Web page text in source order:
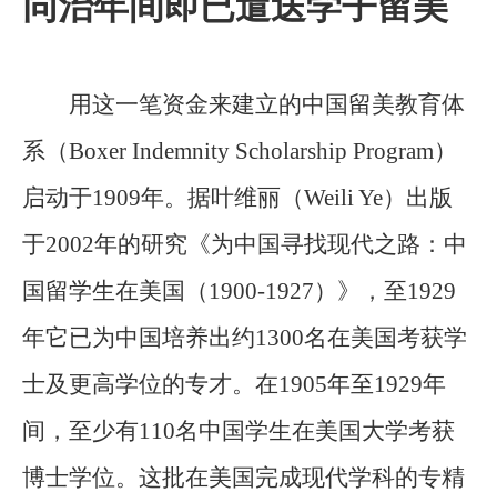
用这一笔资金来建立的中国留美教育体
系（Boxer Indemnity Scholarship Program）
启动于1909年。据叶维丽（Weili Ye）出版
于2002年的研究《为中国寻找现代之路：中
国留学生在美国（1900-1927）》，至1929
年它已为中国培养出约1300名在美国考获学
士及更高学位的专才。在1905年至1929年
间，至少有110名中国学生在美国大学考获
博士学位。这批在美国完成现代学科的专精